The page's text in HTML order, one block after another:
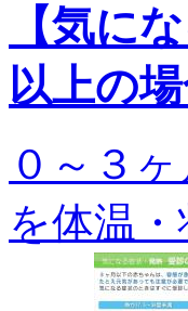
【気に
以上の
０～３
を体温